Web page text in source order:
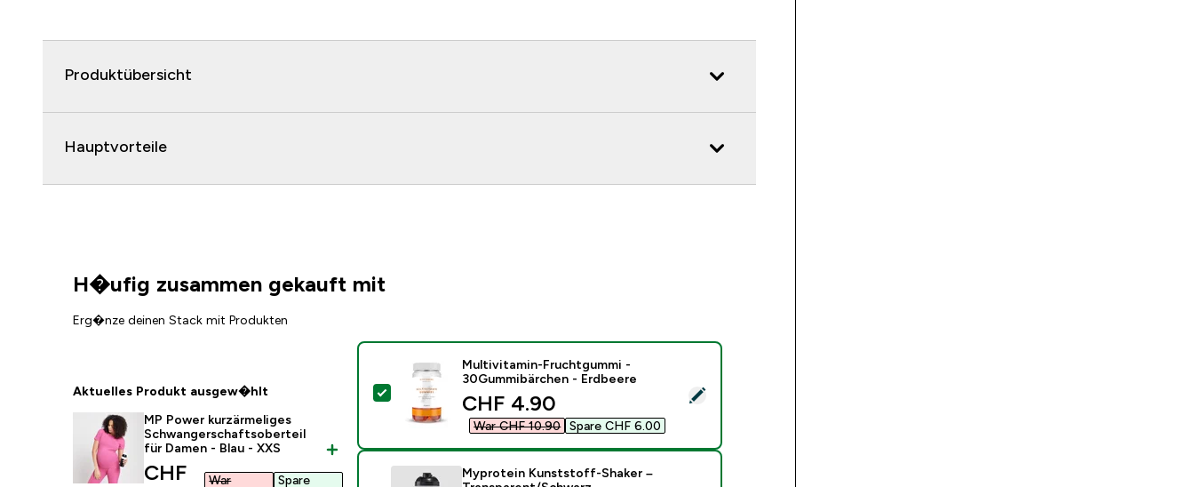
Produktübersicht
Hauptvorteile
H�ufig zusammen gekauft mit
Erg�nze deinen Stack mit Produkten
Aktuelles Produkt ausgew�hlt
MP Power kurzärmeliges
Schwangerschaftsoberteil
für Damen - Blau - XXS
discounted price
CHF
War
Spare
Dieses Produkt ausw�hlen - Multivitamin-Fruchtgummi - 30Gummibärchen - Erdbeere
Multivitamin-Fruchtgummi -
30Gummibärchen - Erdbeere
discounted price
CHF 4.90‎
War CHF 10.90‎ Spare CHF 6.00‎
Myprotein Kunststoff-Shaker –